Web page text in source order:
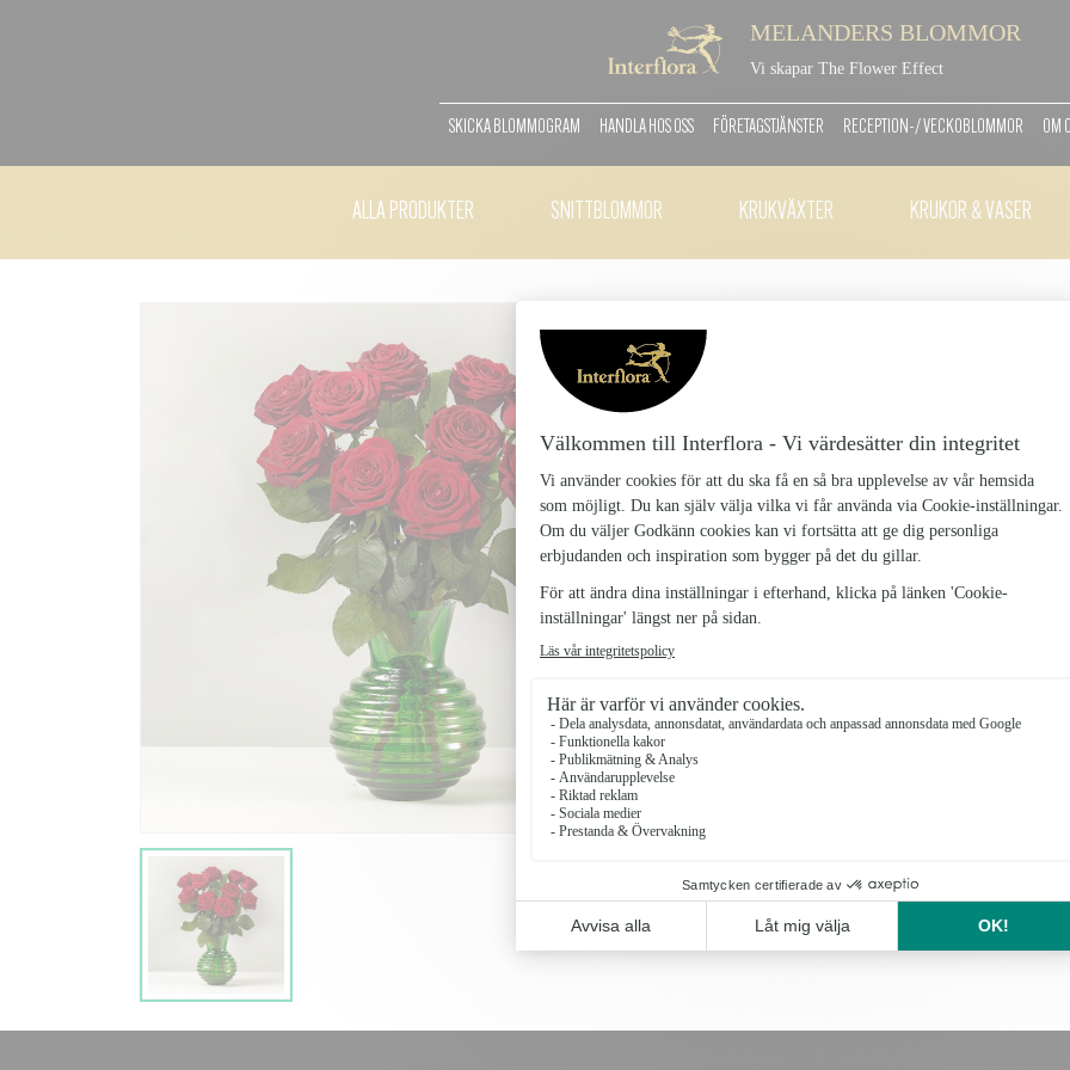
MELANDERS BLOMMOR
Vi skapar The Flower Effect
SKICKA BLOMMOGRAM HANDLA HOS OSS FÖRETAGSTJÄNSTER RECEPTION-/ VECKOBLOMMOR OM
ALLA PRODUKTER SNITTBLOMMOR KRUKVÄXTER KRUKOR & VASER
En bukett av röda rosor är den perfekta
Antal